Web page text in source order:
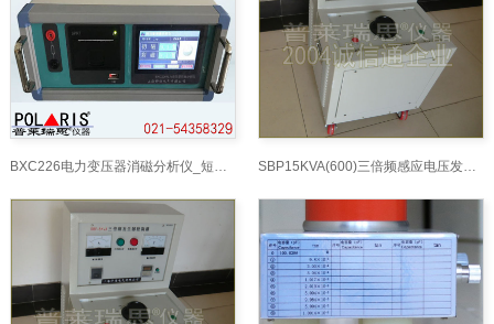
BXC226电力变压器消磁分析仪_短路接地线网 -www. SBP15KVA(600)三倍频感应电压发生器_短路接地线网